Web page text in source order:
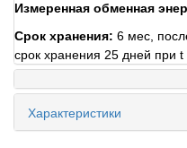
Измеренная обменная
Срок хранения: 6 мес,
срок хранения 25 дней при t
Характеристики